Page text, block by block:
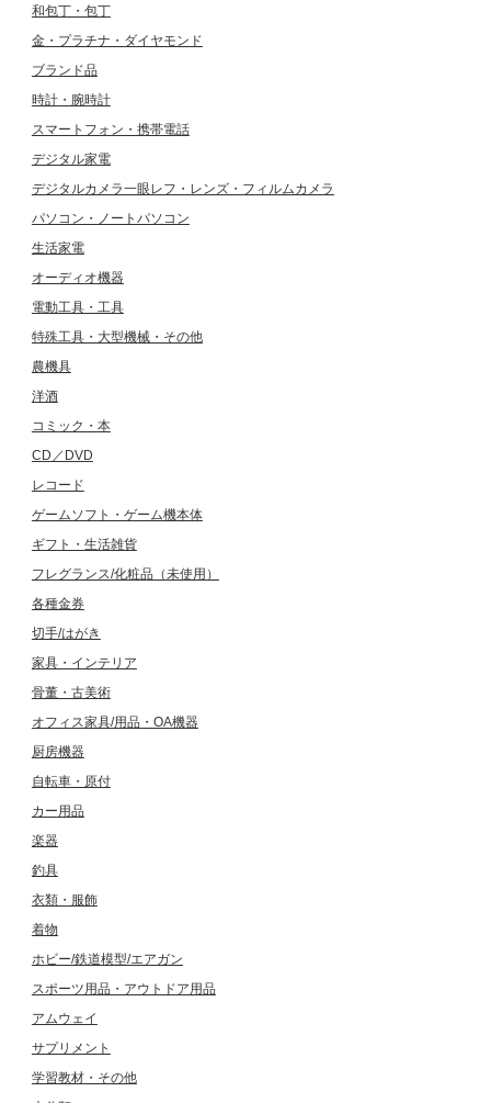
和包丁・包丁
金・プラチナ・ダイヤモンド
ブランド品
時計・腕時計
スマートフォン・携帯電話
デジタル家電
デジタルカメラ一眼レフ・レンズ・フィルムカメラ
パソコン・ノートパソコン
生活家電
オーディオ機器
電動工具・工具
特殊工具・大型機械・その他
農機具
洋酒
コミック・本
CD／DVD
レコード
ゲームソフト・ゲーム機本体
ギフト・生活雑貨
フレグランス/化粧品（未使用）
各種金券
切手/はがき
家具・インテリア
骨董・古美術
オフィス家具/用品・OA機器
厨房機器
自転車・原付
カー用品
楽器
釣具
衣類・服飾
着物
ホビー/鉄道模型/エアガン
スポーツ用品・アウトドア用品
アムウェイ
サプリメント
学習教材・その他